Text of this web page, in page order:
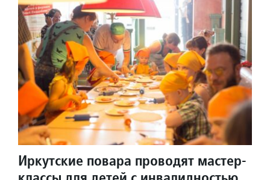
Иркутские повара проводят мастер-